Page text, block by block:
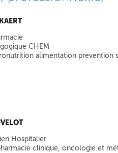
CHEM
alimentation prevention
Hospitalier
clinique, oncologie et